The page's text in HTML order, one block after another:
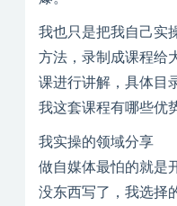
我也只是把我自己实
方法，录制成课程给
课进行讲解，具体目
我这套课程有哪些优
我实操的领域分享
做自媒体最怕的就是
没东西写了，我选择